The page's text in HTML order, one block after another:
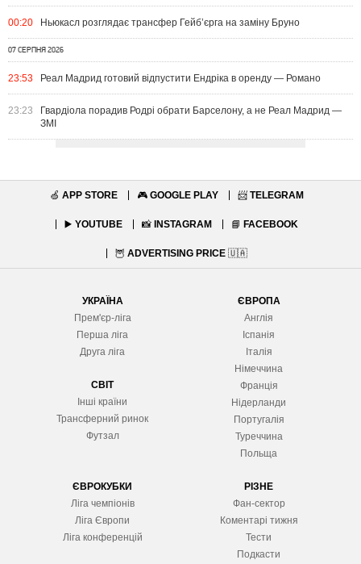
00:20 Ньюкасл розглядає трансфер Гейб’єрга на заміну Бруно
07 СЕРПНЯ 2026
23:53 Реал Мадрид готовий відпустити Ендріка в оренду — Романо
23:23
Гвардіола порадив Родрі обрати Барселону, а не Реал Мадрид —
ЗМІ
🍏 APP STORE 🎮 GOOGLE PLAY 📨 TELEGRAM
▶️ YOUTUBE 📸 INSTAGRAM 📘 FACEBOOK
🦉 ADVERTISING PRICE 🇺🇦
УКРАЇНА
Прем'єр-ліга
Перша ліга
Друга ліга
СВІТ
Інші країни
Трансферний ринок
Футзал
ЄВРОПА
Англія
Іспанія
Італія
Німеччина
Франція
Нідерланди
Португалія
Туреччина
Польща
ЄВРОКУБКИ
Ліга чемпіонів
Ліга Європи
Ліга конференцій
РІЗНЕ
Фан-сектор
Коментарі тижня
Тести
Подкасти